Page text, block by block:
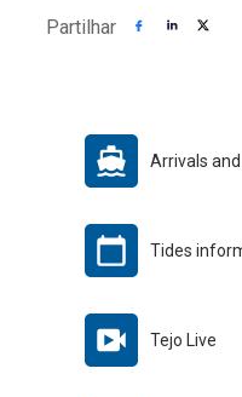
Partilhar
Arrivals
Tides
Tejo Live